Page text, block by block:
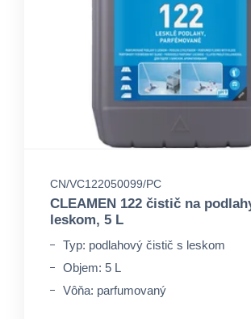
CN/VC122050099/PC
CLEAMEN 122 čistič na
leskom, 5 L
Typ: podlahový čistič s leskom
Objem: 5 L
Vôňa: parfumovaný